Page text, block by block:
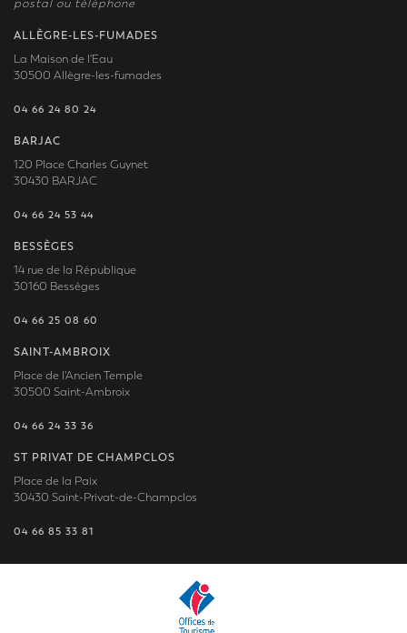
postal ou téléphone
ALLÈGRE-LES-FUMADES
La Maison de l'Eau
30500 Allègre-les-fumades
04 66 24 80 24
BARJAC
120 Place Charles Guynet
30430 BARJAC
04 66 24 53 44
BESSÈGES
14 rue de la République
30160 Bessèges
04 66 25 08 60
SAINT-AMBROIX
Place de l'Ancien Temple
30500 Saint-Ambroix
04 66 24 33 36
ST PRIVAT DE CHAMPCLOS
Place de la Paix
30430 Saint-Privat-de-Champclos
04 66 85 33 81